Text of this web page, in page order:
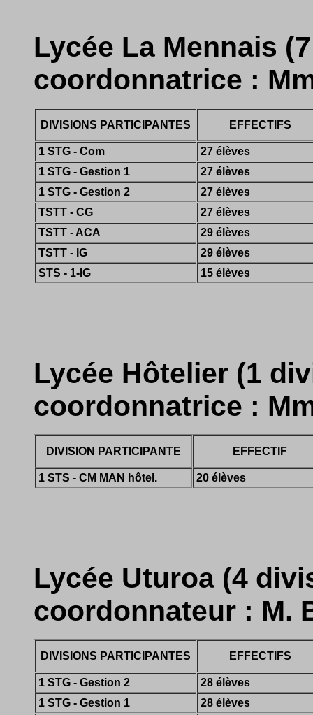
Lycée La Mennais
coordonnatrice :
DIVISIONS PARTICIPANTES EFFECTIFS
1 STG - Com
27 élèves
1 STG - Gestion 1
27 élèves
1 STG - Gestion 2
27 élèves
TSTT - CG
27 élèves
TSTT - ACA
29 élèves
TSTT - IG
29 élèves
STS - 1-IG
15 élèves
Lycée Hôtelier (1
coordonnatrice :
DIVISION PARTICIPANTE EFFECTIF
1 STS - CM MAN hôtel. 20 élèves
Lycée Uturoa (4
coordonnateur : M.
DIVISIONS PARTICIPANTES EFFECTIFS
1 STG - Gestion 2
28 élèves
1 STG - Gestion 1
28 élèves